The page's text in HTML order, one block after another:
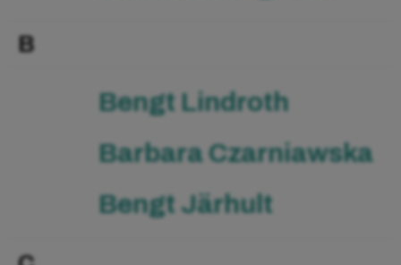
B
Bengt Lindroth
Barbara Czarniawska
Bengt Järhult